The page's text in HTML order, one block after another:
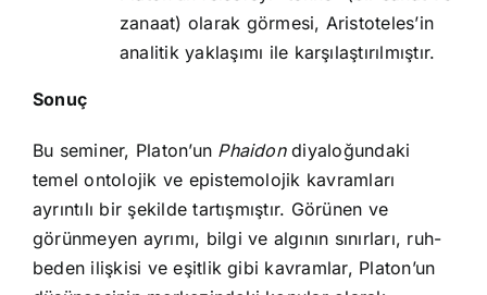
zanaat) olarak görmesi, Aristoteles’in
analitik yaklaşımı ile karşılaştırılmıştır.
Sonuç
Bu seminer, Platon’un Phaidondiyaloğundaki
temel ontolojik ve epistemolojik kavramları
ayrıntılı bir şekilde tartışmıştır. Görünen ve
görünmeyen ayrımı, bilgi ve algının sınırları, ruh-
beden ilişkisi ve eşitlik gibi kavramlar, Platon’un